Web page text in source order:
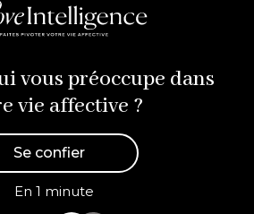
vous préoccupe dans
vie affective ?
Se confier
En 1 minute